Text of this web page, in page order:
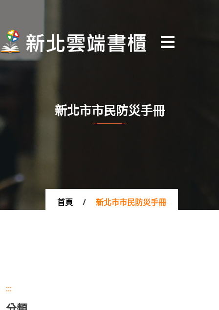
書
櫃
新北市市民防災手冊
首頁 / 新北市市民防災手冊
:::